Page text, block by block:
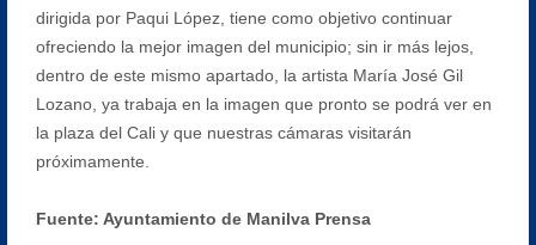
dirigida por Paqui López, tiene como objetivo continuar
ofreciendo la mejor imagen del municipio; sin ir más lejos,
dentro de este mismo apartado, la artista María José Gil
Lozano, ya trabaja en la imagen que pronto se podrá ver en
la plaza del Cali y que nuestras cámaras visitarán
próximamente.
Fuente: Ayuntamiento de Manilva Prensa